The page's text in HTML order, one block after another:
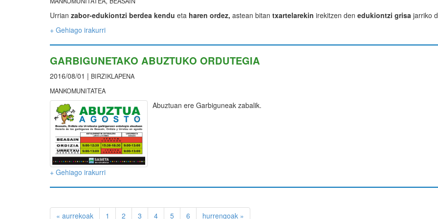
Urrian zabor-edukiontzi berdea kendu eta haren ordez, astean bitan txartelarekin irekitzen den edukiontzi grisa jarriko
+ Gehiago irakurri
GARBIGUNETAKO ABUZTUKO ORDUTEGIA
2016/08/01 | BIRZIKLAPENA
MANKOMUNITATEA
Abuztuan ere Garbiguneak zabalik.
+ Gehiago irakurri
« aurrekoak 1 2 3 4 5 6 hurrengoak »